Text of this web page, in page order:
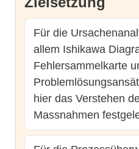
Für die
allem Ishikawa
Fehlersammelkarte
hier das Verstehen
Massnahmen